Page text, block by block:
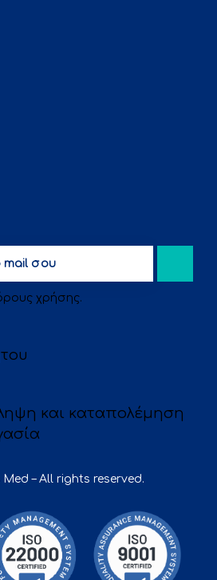
χρήσης.
και καταπολέμηση
– All rights reserved.